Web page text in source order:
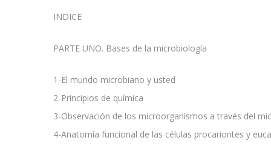
INDICE
PARTE UNO. Bases de la microbiología
1-El mundo microbiano y usted
2-Principios de química
3-Observación de los microorganismos a través del
4-Anatomía funcional de las células procariontes y